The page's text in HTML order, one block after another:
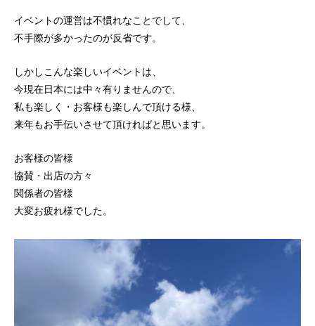
イベントの運営は不慣れなことでして、
不手際が多かったのが反省です。
しかしこんな楽しいイベントは、
今現在日本には中々有りませんので、
私も楽しく・お客様も楽しんで頂ける様、
来年もお手伝いさせて頂ければと思います。
お客様の皆様
協賛・出店の方々
関係者の皆様
大変お疲れ様でした。